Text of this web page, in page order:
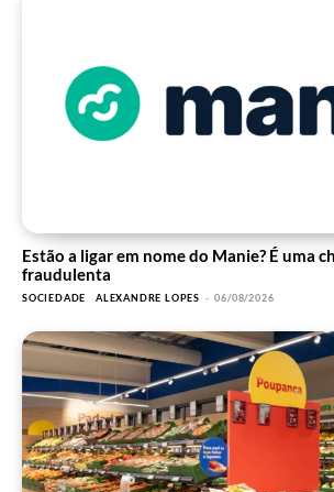
Estão a ligar em nome do Manie? É uma
fraudulenta
SOCIEDADE ALEXANDRE LOPES - 06/08/2026